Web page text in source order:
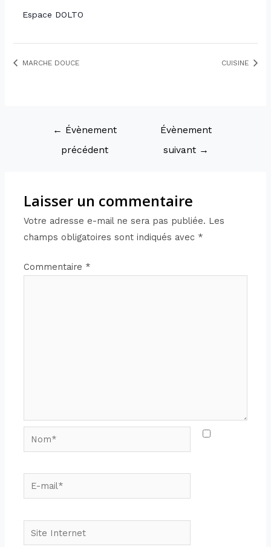
Espace DOLTO
MARCHE DOUCE CUISINE
← Évènement
précédent
Évènement
suivant →
Laisser un commentaire
Votre adresse e-mail ne sera pas publiée. Les
champs obligatoires sont indiqués avec *
Commentaire *